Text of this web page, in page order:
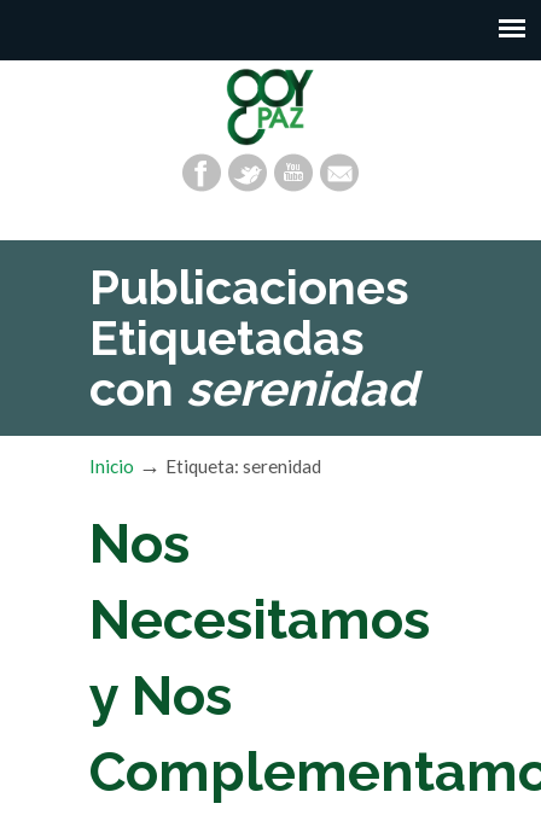
Publicaciones
Etiquetadas
con serenidad
Inicio → Etiqueta: serenidad
Nos
Necesitamos
y Nos